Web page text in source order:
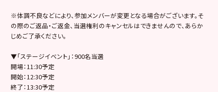
※体調不良などにより、参加メンバーが変更となる場合がございます。そ
の際のご返品・ご返金、当選権利のキャンセルはできませんので、あらか
じめご了承ください。
▼「ステージイベント」：900名当選
開場：11:30予定
開始：12:30予定
終了：13:30予定